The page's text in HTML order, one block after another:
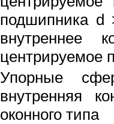
подшипника d
внутреннее
центрируемое
Упорные
внутренняя
оконного типа